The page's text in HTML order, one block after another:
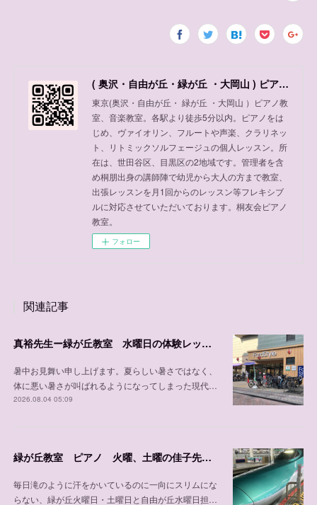
( 奥沢・自由が丘・緑が丘 ・大岡山 ) ピアノ教室、音楽教室
東京(奥沢・自由が丘・ 緑が丘 ・大岡山 ）ピアノ教
室、音楽教室。各駅より徒歩5分以内。ピアノをは
じめ、ヴァイオリン、フルートや声楽、クラリネッ
ト、リトミックソルフェージュの個人レッスン。所
在は、世田谷区、目黒区の2地域です。管理者を含
め桐朋出身の講師陣で幼児から大人の方まで教室、
出張レッスンを月1回からのレッスン等フレキシブ
ルに対応させていただいております。桐友会ピアノ
教室。
フォロー
関連記事
真裕先生ー緑が丘教室 水曜日の体験レッスン可能日程
暑中お見舞い申し上げます。夏らしい暑さではなく、
体に悪い暑さが叫ばれるようになってしまった現代…
2026.08.04 05:09
緑が丘教室 ピアノ 火曜、土曜の佳子先生の紹介
毎日滝のように汗をかいているのに一向にスリムにな
らない、緑が丘火曜日・土曜日と自由が丘水曜日担…